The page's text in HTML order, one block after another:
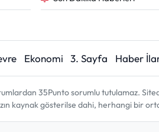
Ekonomi 3. Sayfa Haber
35Punto sorumlu tutulamaz.
kaynak gösterilse dahi, herhangi bir